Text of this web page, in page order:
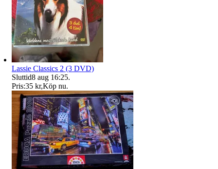
Lassie Classics 2 (3 DVD)
Sluttid8 aug 16:25.
Pris:35 kr,Köp nu.